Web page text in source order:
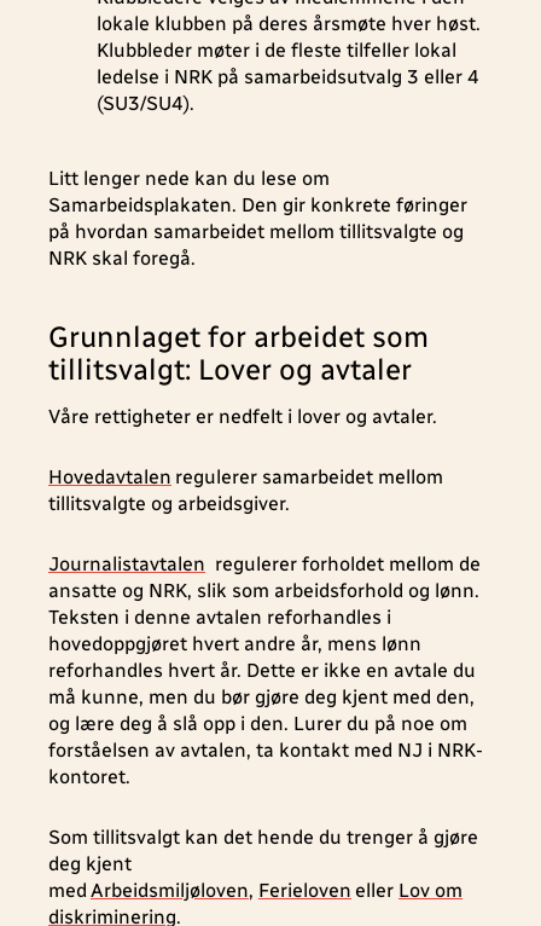
lokale klubben på deres årsmøte hver høst.
Klubbleder møter i de fleste tilfeller lokal
ledelse i NRK på samarbeidsutvalg 3 eller 4
(SU3/SU4).
Litt lenger nede kan du lese om
Samarbeidsplakaten. Den gir konkrete føringer
på hvordan samarbeidet mellom tillitsvalgte og
NRK skal foregå.
Grunnlaget for arbeidet som
tillitsvalgt: Lover og avtaler
Våre rettigheter er nedfelt i lover og avtaler.
Hovedavtalen regulerer samarbeidet mellom
tillitsvalgte og arbeidsgiver.
Journalistavtalen regulerer forholdet mellom de
ansatte og NRK, slik som arbeidsforhold og lønn.
Teksten i denne avtalen reforhandles i
hovedoppgjøret hvert andre år, mens lønn
reforhandles hvert år. Dette er ikke en avtale du
må kunne, men du bør gjøre deg kjent med den,
og lære deg å slå opp i den. Lurer du på noe om
forståelsen av avtalen, ta kontakt med NJ i NRK-
kontoret.
Som tillitsvalgt kan det hende du trenger å gjøre
deg kjent
med Arbeidsmiljøloven, Ferieloven eller Lov om
diskriminering.